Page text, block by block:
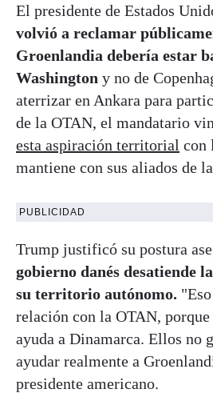
El presidente de Estados
volvió a reclamar
Groenlandia debería estar
Washington y no de
aterrizar en Ankara para
de la OTAN, el mandatario
esta aspiración territorial con
mantiene con sus aliados de
PUBLICIDAD
Trump justificó su postura
gobierno danés desatiende
su territorio autónomo.
relación con la OTAN,
ayuda a Dinamarca. Ellos no
ayudar realmente a
presidente americano.